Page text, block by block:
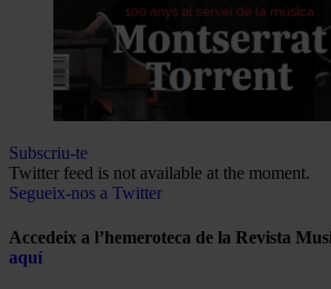
Subscriu-te
Twitter feed is not available at the moment.
Segueix-nos a Twitter
Accedeix a l’hemeroteca de la Revista
aquí